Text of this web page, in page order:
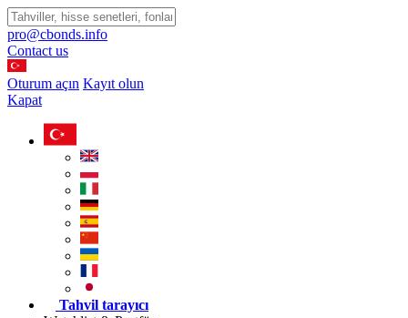
pro@cbonds.info
Contact us
Oturum açın Kayıt olun
Kapat
Tahvil tarayıcı